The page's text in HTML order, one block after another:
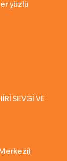
yüzlü
SEVGİ VE
(Rehberlik Araştırma Merkezi)